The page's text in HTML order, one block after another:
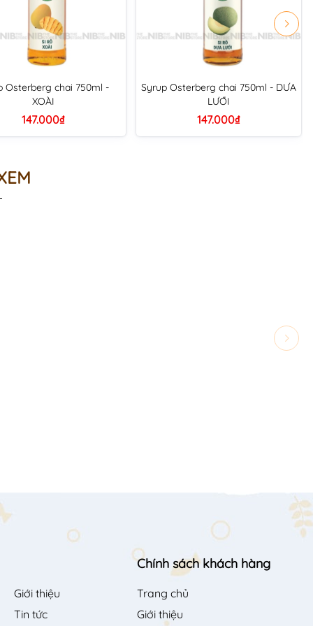
Osterberg chai 750ml -
XOÀI
147.000₫
Syrup Osterberg chai 750ml - DƯA
LƯỚI
147.000₫
Giới thiệu
Tin tức
Chính sách khách hàng
Trang chủ
Giới thiệu